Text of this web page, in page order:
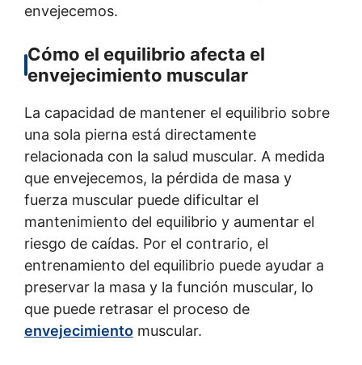
envejecemos.
Cómo el equilibrio afecta el
envejecimiento muscular
La capacidad de mantener el equilibrio sobre
una sola pierna está directamente
relacionada con la salud muscular. A medida
que envejecemos, la pérdida de masa y
fuerza muscular puede dificultar el
mantenimiento del equilibrio y aumentar el
riesgo de caídas. Por el contrario, el
entrenamiento del equilibrio puede ayudar a
preservar la masa y la función muscular, lo
que puede retrasar el proceso de
envejecimiento muscular.